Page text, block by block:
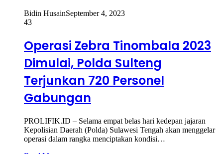
Bidin HusainSeptember 4, 2023
43
Operasi Zebra Tinombala 2023
Dimulai, Polda Sulteng
Terjunkan 720 Personel
Gabungan
PROLIFIK.ID – Selama empat belas hari kedepan jajaran
Kepolisian Daerah (Polda) Sulawesi Tengah akan menggelar
operasi dalam rangka menciptakan kondisi…